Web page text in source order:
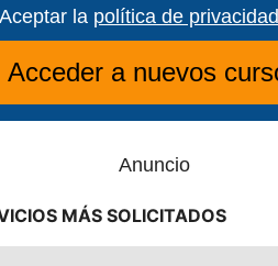
Aceptar la política de privacidad
Anuncio
MÁS SOLICITADOS